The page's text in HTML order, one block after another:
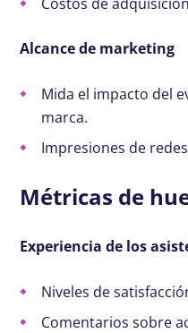
Alcance de marketing
Mida el impacto del
marca.
Impresiones de
Métricas de
Experiencia de los
Niveles de
Comentarios sobre